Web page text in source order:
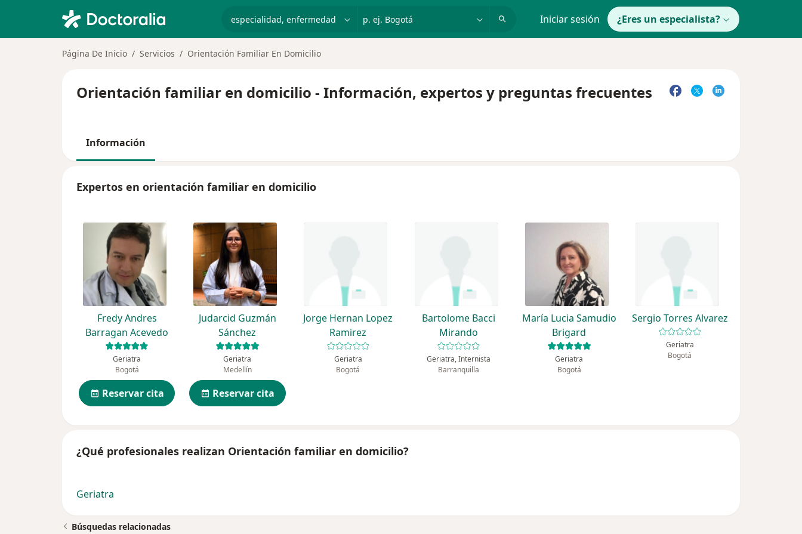
p. ej. Bogotá Iniciar sesión ¿Eres un especialista?
Página De Inicio Servicios Orientación Familiar En Domicilio
Orientación familiar en domicilio - Información, expertos y preguntas frecuentes
Información
Expertos en orientación familiar en domicilio
Fredy Andres
Barragan Acevedo
Geriatra
Bogotá
Reservar cita
Judarcid Guzmán
Sánchez
Geriatra
Medellín
Reservar cita
Jorge Hernan Lopez
Ramirez
Geriatra
Bogotá
Bartolome Bacci
Mirando
Geriatra, Internista
Barranquilla
María Lucia Samudio
Brigard
Geriatra
Bogotá
Sergio Torres Alvarez
Geriatra
Bogotá
¿Qué profesionales realizan Orientación familiar en domicilio?
Geriatra
Búsquedas relacionadas